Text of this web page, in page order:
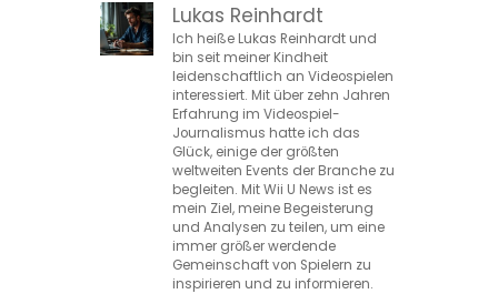
Lukas Reinhardt
Ich heiße Lukas Reinhardt und
bin seit meiner Kindheit
leidenschaftlich an Videospielen
interessiert. Mit über zehn Jahren
Erfahrung im Videospiel-
Journalismus hatte ich das
Glück, einige der größten
weltweiten Events der Branche zu
begleiten. Mit Wii U News ist es
mein Ziel, meine Begeisterung
und Analysen zu teilen, um eine
immer größer werdende
Gemeinschaft von Spielern zu
inspirieren und zu informieren.